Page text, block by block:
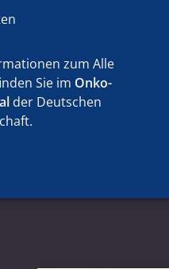
zum Alle
Sie im Onko-
der Deutschen